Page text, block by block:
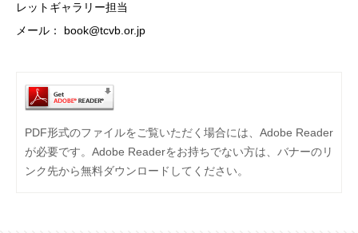
レットギャラリー担当
メール：
book@tcvb.or.jp
PDF形式のファイルをご覧いただく場合には、Adobe Reader
が必要です。Adobe Readerをお持ちでない方は、バナーのリ
ンク先から無料ダウンロードしてください。